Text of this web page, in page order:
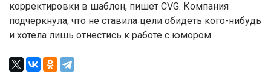
корректировки в шаблон, пишет CVG. Компания
подчеркнула, что не ставила цели обидеть кого-нибудь
и хотела лишь отнестись к работе с юмором.